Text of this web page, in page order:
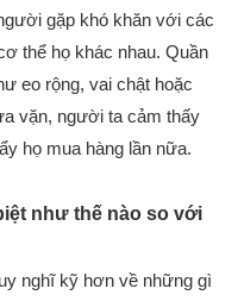
gặp khó khăn với các
thể họ khác nhau. Quần
eo rộng, vai chật hoặc
vặn, người ta cảm thấy
họ mua hàng lần nữa.
như thế nào so với
nghĩ kỹ hơn về những gì